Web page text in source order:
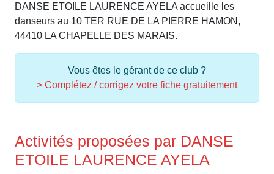
DANSE ETOILE LAURENCE AYELA accueille les
danseurs au 10 TER RUE DE LA PIERRE HAMON,
44410 LA CHAPELLE DES MARAIS.
Vous êtes le gérant de ce club ?
> Complétez / corrigez votre fiche gratuitement
Activités proposées par DANSE
ETOILE LAURENCE AYELA